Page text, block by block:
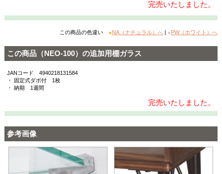
完売いたしました。
この商品の色違い ●NA（ナチュラル）へ ● PW（ホワイト）へ
この商品（NEO-100）の追加用棚ガラス
JANコード 4940218131584
・ 固定式ダボ付 1枚
・ 納期 1週間
完売いたしました。
参考画像